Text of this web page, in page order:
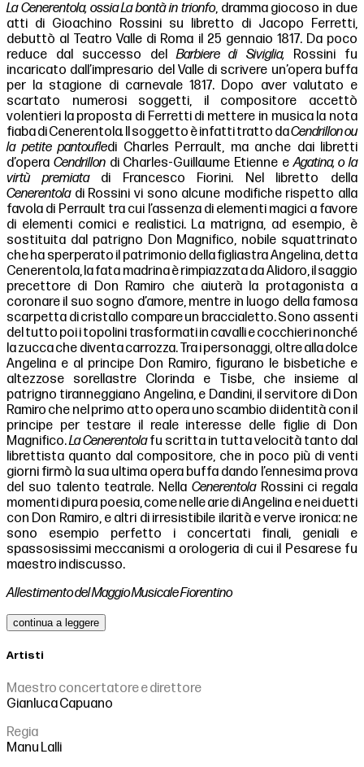
La Cenerentola, ossia La bontà in trionfo, dramma giocoso in due
atti di Gioachino Rossini su libretto di Jacopo Ferretti,
debuttò al Teatro Valle di Roma il 25 gennaio 1817. Da poco
reduce dal successo delBarbiere di Siviglia, Rossini fu
incaricato dall’impresario del Valle di scrivere un’opera buffa
per la stagione di carnevale 1817. Dopo aver valutato e
scartato numerosi soggetti, il compositore accettò
volentieri la proposta di Ferretti di mettere in musica la nota
fiaba di Cenerentola.Il soggetto è infatti tratto daCendrillon ou
la petite pantoufledi Charles Perrault, ma anche dai libretti
d’opera Cendrillondi Charles-Guillaume Etienne eAgatina, o la
virtù premiatadi Francesco Fiorini. Nel libretto della
Cenerentola di Rossini vi sono alcune modifiche rispetto alla
favola di Perrault tra cui l’assenza di elementi magici a favore
di elementi comici e realistici. La matrigna, ad esempio, è
sostituita dal patrigno Don Magnifico, nobile squattrinato
che ha sperperato il patrimonio della figliastra Angelina, detta
Cenerentola, la fata madrina è rimpiazzata da Alidoro, il saggio
precettore di Don Ramiro che aiuterà la protagonista a
coronare il suo sogno d’amore, mentre in luogo della famosa
scarpetta di cristallo compare un braccialetto. Sono assenti
del tutto poi i topolini trasformati in cavalli e cocchieri nonché
la zucca che diventa carrozza. Tra i personaggi, oltre alla dolce
Angelina e al principe Don Ramiro, figurano le bisbetiche e
altezzose sorellastre Clorinda e Tisbe, che insieme al
patrigno tiranneggiano Angelina, e Dandini, il servitore di Don
Ramiro che nel primo atto opera uno scambio di identità con il
principe per testare il reale interesse delle figlie di Don
Magnifico.La Cenerentolafu scritta in tutta velocità tanto dal
librettista quanto dal compositore, che in poco più di venti
giorni firmò la sua ultima opera buffa dando l’ennesima prova
del suo talento teatrale. Nella CenerentolaRossini ci regala
momenti di pura poesia, come nelle arie di Angelina e nei duetti
con Don Ramiro, e altri di irresistibile ilarità e verve ironica: ne
sono esempio perfetto i concertati finali, geniali e
spassosissimi meccanismi a orologeria di cui il Pesarese fu
maestro indiscusso.
Allestimento del Maggio Musicale Fiorentino
continua a leggere
Artisti
Maestro concertatore e direttore
Gianluca Capuano
Regia
Manu Lalli